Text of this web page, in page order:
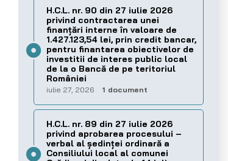
H.C.L. nr. 90 din 27 iulie 2026
privind contractarea unei
finanțări interne în valoare de
1.427.123,54 lei, prin credit bancar,
pentru finantarea obiectivelor de
investitii de interes public local
de la o Bancă de pe teritoriul
României
iulie 27, 2026 1 document
H.C.L. nr. 89 din 27 iulie 2026
privind aprobarea procesului –
verbal al şedinţei ordinară a
Consiliului local al comunei